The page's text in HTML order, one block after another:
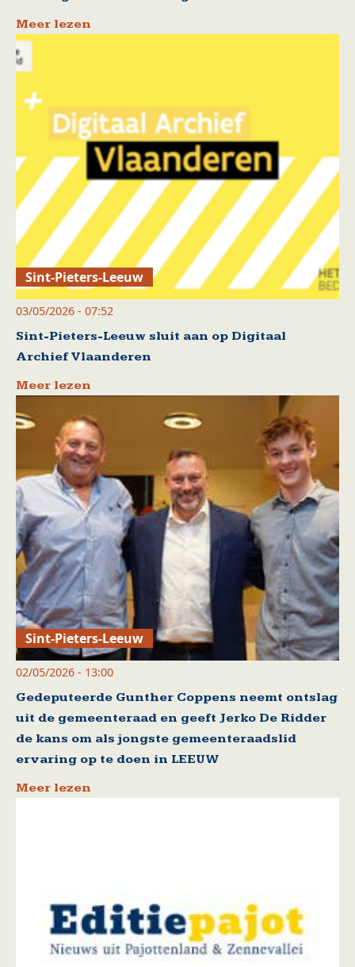
Meer lezen
Sint-Pieters-Leeuw
03/05/2026 - 07:52
Sint-Pieters-Leeuw sluit aan op Digitaal
Archief Vlaanderen
Meer lezen
Sint-Pieters-Leeuw
02/05/2026 - 13:00
Gedeputeerde Gunther Coppens neemt ontslag
uit de gemeenteraad en geeft Jerko De Ridder
de kans om als jongste gemeenteraadslid
ervaring op te doen in LEEUW
Meer lezen